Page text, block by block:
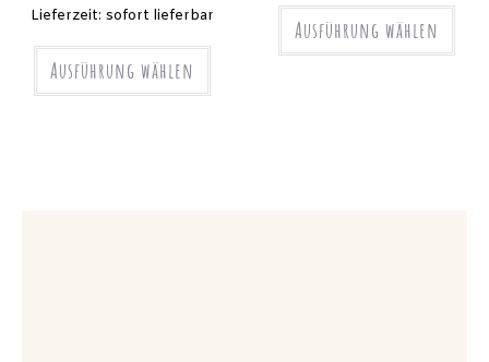
Lieferzeit: sofort lieferbar
Ausführung wählen
Ausführung wählen